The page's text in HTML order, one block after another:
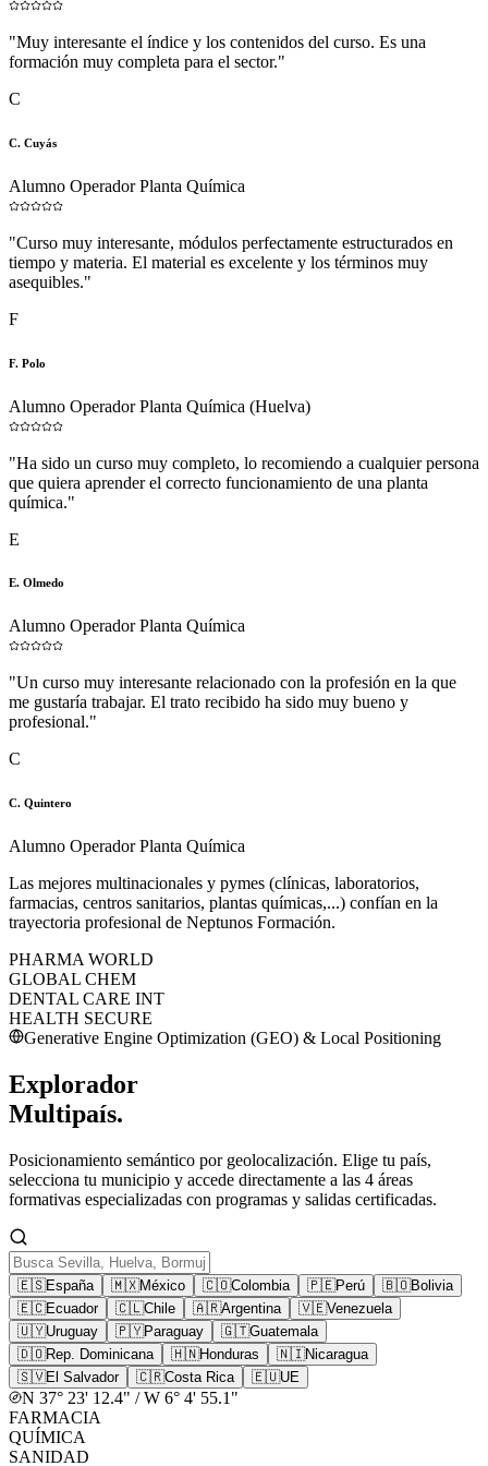
"Muy interesante el índice y los contenidos del curso. Es una
formación muy completa para el sector."
C
C. Cuyás
Alumno Operador Planta Química
"Curso muy interesante, módulos perfectamente estructurados en
tiempo y materia. El material es excelente y los términos muy
asequibles."
F
F. Polo
Alumno Operador Planta Química (Huelva)
"Ha sido un curso muy completo, lo recomiendo a cualquier persona
que quiera aprender el correcto funcionamiento de una planta
química."
E
E. Olmedo
Alumno Operador Planta Química
"Un curso muy interesante relacionado con la profesión en la que
me gustaría trabajar. El trato recibido ha sido muy bueno y
profesional."
C
C. Quintero
Alumno Operador Planta Química
Las mejores multinacionales y pymes (clínicas, laboratorios,
farmacias, centros sanitarios, plantas químicas,...) confían en la
trayectoria profesional de Neptunos Formación.
PHARMA WORLD
GLOBAL CHEM
DENTAL CARE INT
HEALTH SECURE
Generative Engine Optimization (GEO) & Local Positioning
Explorador
Multipaís.
Posicionamiento semántico por geolocalización. Elige tu país,
selecciona tu municipio y accede directamente a las 4 áreas
formativas especializadas con programas y salidas certificadas.
🇪🇸España 🇲🇽México 🇨🇴Colombia 🇵🇪Perú 🇧🇴Bolivia
🇪🇨Ecuador 🇨🇱Chile 🇦🇷Argentina 🇻🇪Venezuela
🇺🇾Uruguay 🇵🇾Paraguay 🇬🇹Guatemala
🇩🇴Rep. Dominicana 🇭🇳Honduras 🇳🇮Nicaragua
🇸🇻El Salvador 🇨🇷Costa Rica 🇪🇺UE
N 37° 23' 12.4" / W 6° 4' 55.1"
FARMACIA
QUÍMICA
SANIDAD